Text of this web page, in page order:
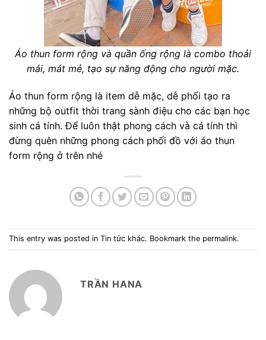
Áo thun form rộng và quần ống rộng là combo thoải
mái, mát mẻ, tạo sự năng động cho người mặc.
Áo thun form rộng là item dễ mặc, dễ phối tạo ra
những bộ outfit thời trang sành điệu cho các bạn học
sinh cá tính. Để luôn thật phong cách và cá tính thì
đừng quên những phong cách phối đồ với áo thun
form rộng ở trên nhé
This entry was posted in Tin tức khác. Bookmark the permalink.
TRẦN HANA